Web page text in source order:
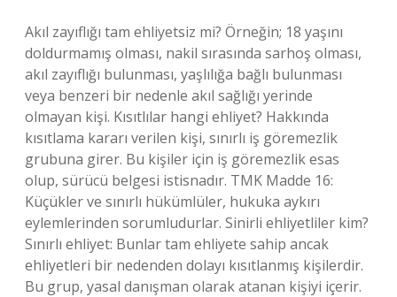
Akıl zayıflığı tam ehliyetsiz mi? Örneğin; 18 yaşını
doldurmamış olması, nakil sırasında sarhoş olması,
akıl zayıflığı bulunması, yaşlılığa bağlı bulunması
veya benzeri bir nedenle akıl sağlığı yerinde
olmayan kişi. Kısıtlılar hangi ehliyet? Hakkında
kısıtlama kararı verilen kişi, sınırlı iş göremezlik
grubuna girer. Bu kişiler için iş göremezlik esas
olup, sürücü belgesi istisnadır. TMK Madde 16:
Küçükler ve sınırlı hükümlüler, hukuka aykırı
eylemlerinden sorumludurlar. Sinirli ehliyetliler kim?
Sınırlı ehliyet: Bunlar tam ehliyete sahip ancak
ehliyetleri bir nedenden dolayı kısıtlanmış kişilerdir.
Bu grup, yasal danışman olarak atanan kişiyi içerir.